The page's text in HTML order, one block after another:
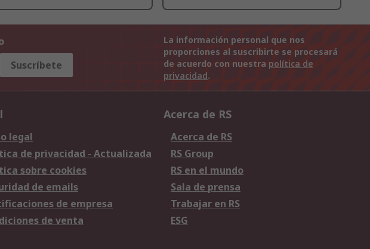
Suscríbete
La información personal que nos
proporciones al suscribirte se procesará
de acuerdo con nuestra política de
privacidad.
legal
de privacidad - Actualizada
sobre cookies
de emails
de empresa
de venta
Acerca de RS
Acerca de RS
RS Group
RS en el mundo
Sala de prensa
Trabajar en RS
ESG